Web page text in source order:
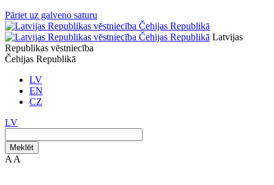
Pāriet uz galveno saturu
Latvijas
Republikas vēstniecība
Čehijas Republikā
LV
EN
CZ
LV
Meklēt
A A